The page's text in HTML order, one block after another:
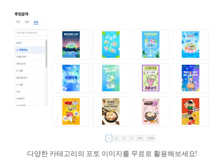
다양한 카테고리의 포토 이미지를 무료로 활용해보세요!